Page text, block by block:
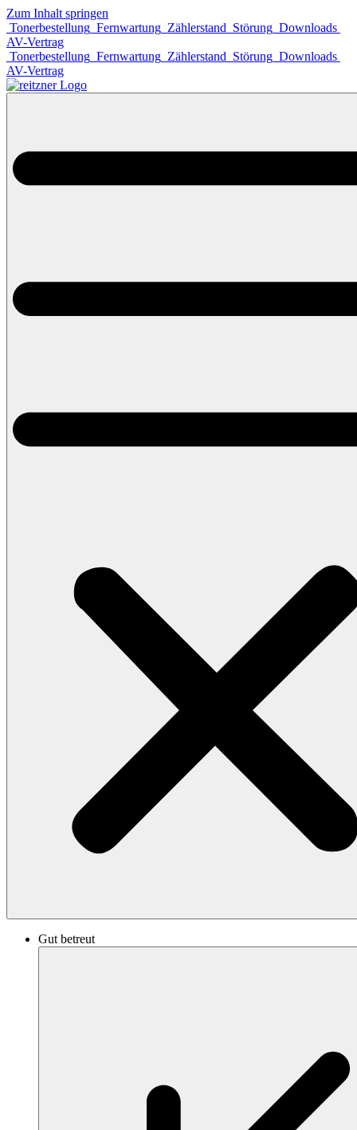
Zum Inhalt springen
Tonerbestellung Fernwartung Zählerstand Störung Downloads
AV-Vertrag
Tonerbestellung Fernwartung Zählerstand Störung Downloads
AV-Vertrag
Gut betreut